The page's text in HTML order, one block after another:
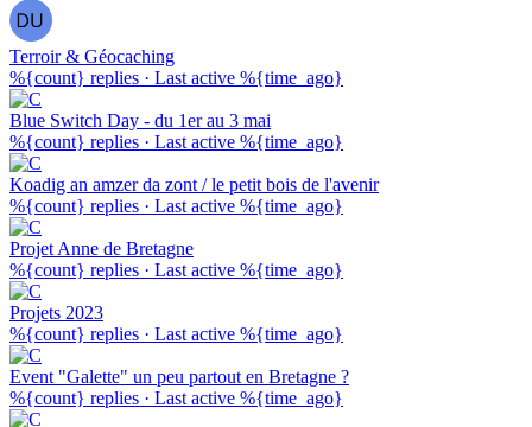
Terroir & Géocaching
%{count} replies · Last active %{time_ago}
Blue Switch Day - du 1er au 3 mai
%{count} replies · Last active %{time_ago}
Koadig an amzer da zont / le petit bois de l'avenir
%{count} replies · Last active %{time_ago}
Projet Anne de Bretagne
%{count} replies · Last active %{time_ago}
Projets 2023
%{count} replies · Last active %{time_ago}
Event "Galette" un peu partout en Bretagne ?
%{count} replies · Last active %{time_ago}